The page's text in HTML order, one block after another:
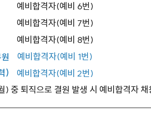
예비합격자(예비 6번)
예비합격자(예비 7번)
예비합격자(예비 8번)
)
예비합격자(예비 1번)
예비합격자(예비 2번)
중 퇴직으로 결원 발생 시 예비합격자 채